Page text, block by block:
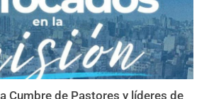
Cumbre de Pastores y líderes de